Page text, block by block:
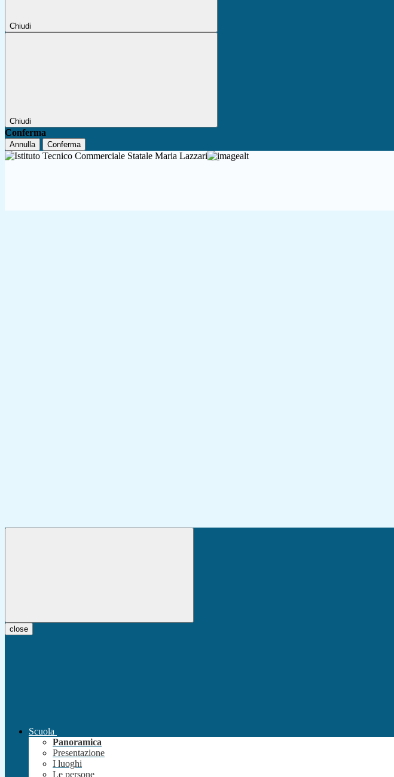
Chiudi
Chiudi
Conferma
Annulla Conferma
close
Scuola
Panoramica
Presentazione
I luoghi
Le persone